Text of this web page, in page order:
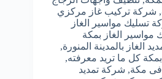
, شركة تركيب غاز مركزي
تسليك مواسير الغاز
الغاز بمكة
الغاز بالمدينة المنورة,
كل ما تريد معرفته,
فى مكة, شركة تمديد